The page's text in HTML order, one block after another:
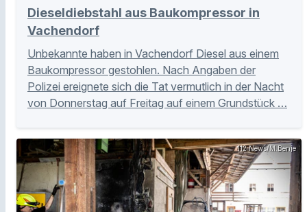
Dieseldiebstahl aus Baukompressor in
Vachendorf
Unbekannte haben in Vachendorf Diesel aus einem
Baukompressor gestohlen. Nach Angaben der
Polizei ereignete sich die Tat vermutlich in der Nacht
von Donnerstag auf Freitag auf einem Grundstück …
112 News/M.Benje